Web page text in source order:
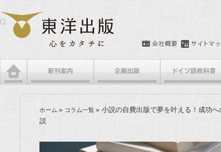
ホーム » コラム一覧 » 小説の自費出版で夢を叶える！成功
説